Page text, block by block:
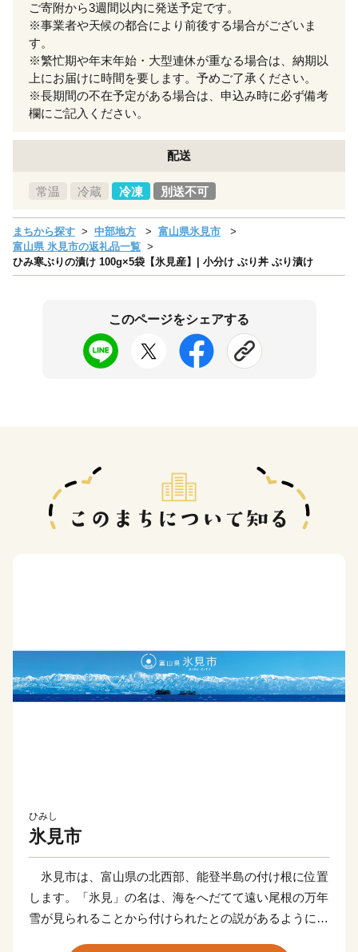
ご寄附から3週間以内に発送予定です。
※事業者や天候の都合により前後する場合がございま
す。
※繁忙期や年末年始・大型連休が重なる場合は、納期以
上にお届けに時間を要します。予めご了承ください。
※長期間の不在予定がある場合は、申込み時に必ず備考
欄にご記入ください。
配送
常温 冷蔵 冷凍 別送不可
まちから探す 中部地方
富山県氷見市
富山県 氷見市の返礼品一覧
ひみ寒ぶりの漬け 100g×5袋【氷見産】| 小分け ぶり丼 ぶり漬け
このページをシェアする
ひみし
氷見市
氷見市は、富山県の北西部、能登半島の付け根に位置
します。「氷見」の名は、海をへだてて遠い尾根の万年
雪が見られることから付けられたとの説があるように、